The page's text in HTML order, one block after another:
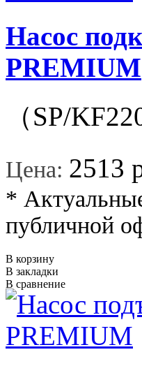
Насос
PREMIUM
（SP/
Цена: 2513
*
публичной
В корзину
В закладки
В сравнение